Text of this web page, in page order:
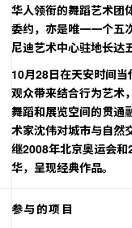
华人领衔的舞蹈艺术团
委约，亦是唯一一个五
尼迪艺术中心驻地长达
10月28日在天安时间
观众带来结合行为艺术
舞蹈和展览空间的贯通
术家沈伟对城市与自然
继2008年北京奥运会
华，呈现经典作品。
参与的项目